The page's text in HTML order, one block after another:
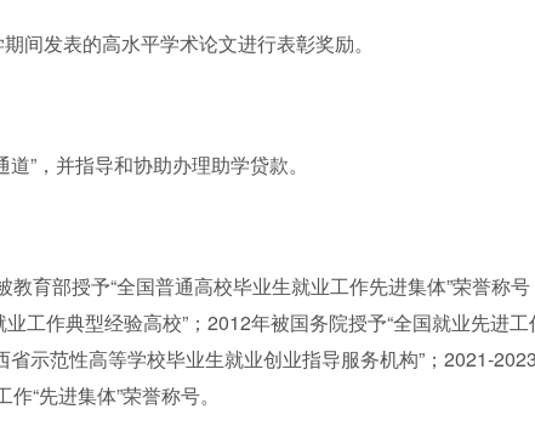
间发表的高水平学术论文进行表彰奖励。
”，并指导和协助办理助学贷款。
育部授予“全国普通高校毕业生就业工作先进集体”荣誉称号
工作典型经验高校”；2012年被国务院授予“全国就业先进工
示范性高等学校毕业生就业创业指导服务机构”；2021-2023
“先进集体”荣誉称号。